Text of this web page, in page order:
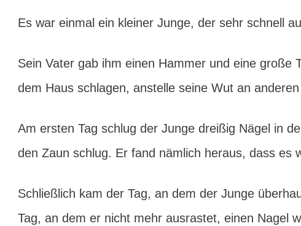
Es war einmal ein kleiner Junge, der sehr schnell
Sein Vater gab ihm einen Hammer und eine
dem Haus schlagen, anstelle seine Wut an
Am ersten Tag schlug der Junge dreißig Nägel in
den Zaun schlug. Er fand nämlich heraus, dass es
Schließlich kam der Tag, an dem der Junge
Tag, an dem er nicht mehr ausrastet, einen Nagel